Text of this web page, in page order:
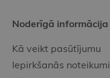
Noderīgā informācija
Kā veikt pasūtījumu
Iepirkšanās noteikumi